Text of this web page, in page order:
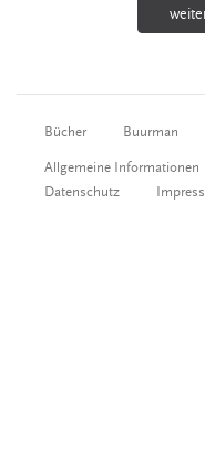
Bücher Buurman
Allgemeine Informationen
Datenschutz